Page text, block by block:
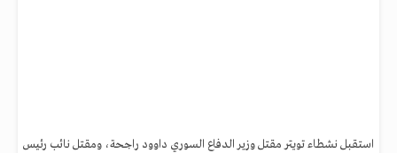
استقبل نشطاء تويتر مقتل وزير الدفاع السوري داوود راجحة، ومقتل نائب رئيس